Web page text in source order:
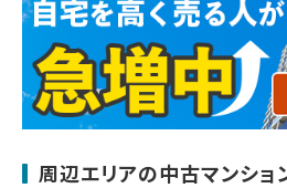
周辺エリアの中古マンショ